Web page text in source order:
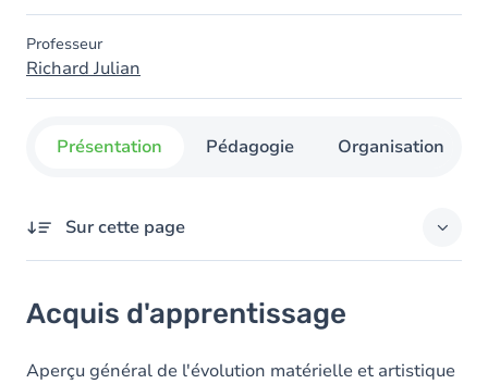
Professeur
Richard Julian
Présentation Pédagogie Organisation
Sur cette page
Contenu
Acquis d'apprentissage
Aperçu général de l'évolution matérielle et artistique